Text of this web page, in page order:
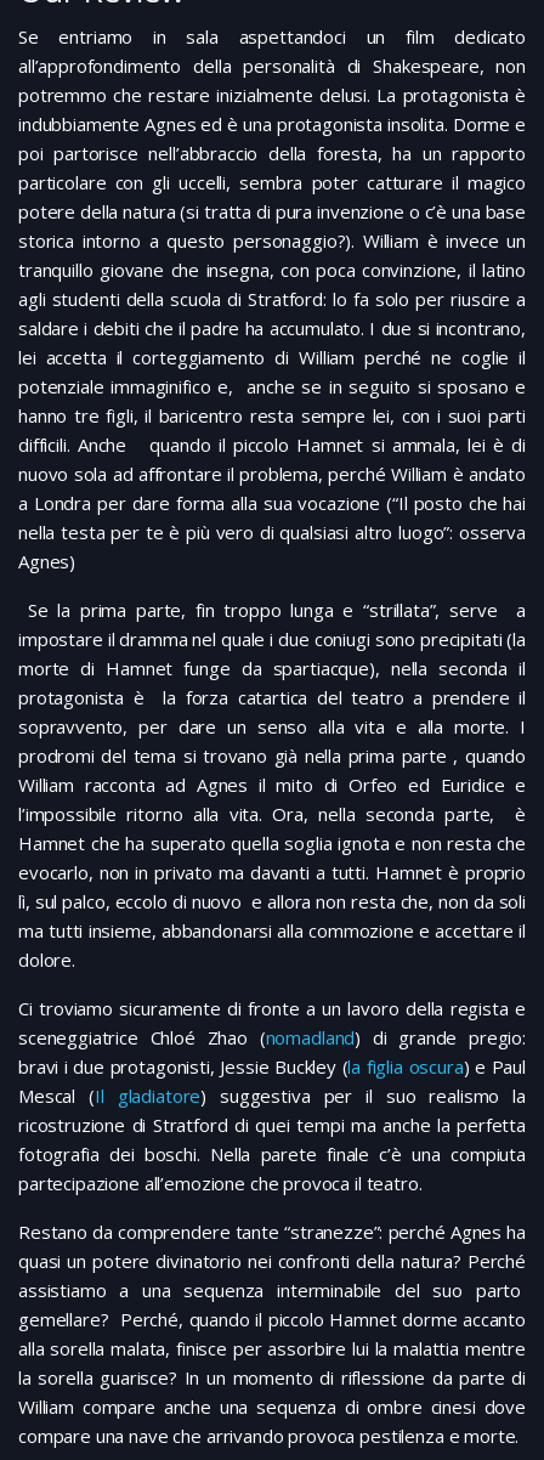
Se entriamo in sala aspettandoci un film dedicato
all’approfondimento della personalità di Shakespeare, non
potremmo che restare inizialmente delusi. La protagonista è
indubbiamente Agnes ed è una protagonista insolita. Dorme e
poi partorisce nell’abbraccio della foresta, ha un rapporto
particolare con gli uccelli, sembra poter catturare il magico
potere della natura (si tratta di pura invenzione o c’è una base
storica intorno a questo personaggio?). William è invece un
tranquillo giovane che insegna, con poca convinzione, il latino
agli studenti della scuola di Stratford: lo fa solo per riuscire a
saldare i debiti che il padre ha accumulato. I due si incontrano,
lei accetta il corteggiamento di William perché ne coglie il
potenziale immaginifico e, anche se in seguito si sposano e
hanno tre figli, il baricentro resta sempre lei, con i suoi parti
difficili. Anche quando il piccolo Hamnet si ammala, lei è di
nuovo sola ad affrontare il problema, perché William è andato
a Londra per dare forma alla sua vocazione (“Il posto che hai
nella testa per te è più vero di qualsiasi altro luogo”: osserva
Agnes)
Se la prima parte, fin troppo lunga e “strillata”, serve a
impostare il dramma nel quale i due coniugi sono precipitati (la
morte di Hamnet funge da spartiacque), nella seconda il
protagonista è la forza catartica del teatro a prendere il
sopravvento, per dare un senso alla vita e alla morte. I
prodromi del tema si trovano già nella prima parte , quando
William racconta ad Agnes il mito di Orfeo ed Euridice e
l’impossibile ritorno alla vita. Ora, nella seconda parte, è
Hamnet che ha superato quella soglia ignota e non resta che
evocarlo, non in privato ma davanti a tutti. Hamnet è proprio
lì, sul palco, eccolo di nuovo e allora non resta che, non da soli
ma tutti insieme, abbandonarsi alla commozione e accettare il
dolore.
Ci troviamo sicuramente di fronte a un lavoro della regista e
sceneggiatrice Chloé Zhao (nomadland) di grande pregio:
bravi i due protagonisti, Jessie Buckley (la figlia oscura) e Paul
Mescal (Il gladiatore) suggestiva per il suo realismo la
ricostruzione di Stratford di quei tempi ma anche la perfetta
fotografia dei boschi. Nella parete finale c’è una compiuta
partecipazione all’emozione che provoca il teatro.
Restano da comprendere tante “stranezze”: perché Agnes ha
quasi un potere divinatorio nei confronti della natura? Perché
assistiamo a una sequenza interminabile del suo parto
gemellare? Perché, quando il piccolo Hamnet dorme accanto
alla sorella malata, finisce per assorbire lui la malattia mentre
la sorella guarisce? In un momento di riflessione da parte di
William compare anche una sequenza di ombre cinesi dove
compare una nave che arrivando provoca pestilenza e morte.